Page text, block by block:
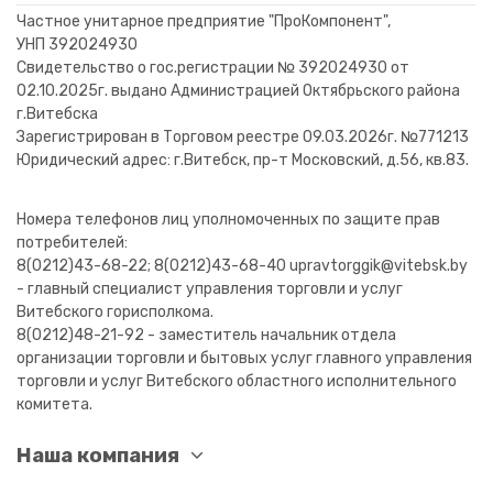
В корзину
Наша компания
Частное унитарное предприятие "ПроКомпонент",
УНП 392024930
Свидетельство о гос.регистрации № 392024930 от
02.10.2025г. выдано Администрацией Октябрьского района
г.Витебска
Зарегистрирован в Торговом реестре 09.03.2026г. №771213
Юридический адрес: г.Витебск, пр-т Московский, д.56, кв.83.
Номера телефонов лиц уполномоченных по защите прав
потребителей:
8(0212)43-68-22; 8(0212)43-68-40 upravtorggik@vitebsk.by
- главный специалист управления торговли и услуг
Витебского горисполкома.
8(0212)48-21-92 - заместитель начальник отдела
организации торговли и бытовых услуг главного управления
торговли и услуг Витебского областного исполнительного
комитета.